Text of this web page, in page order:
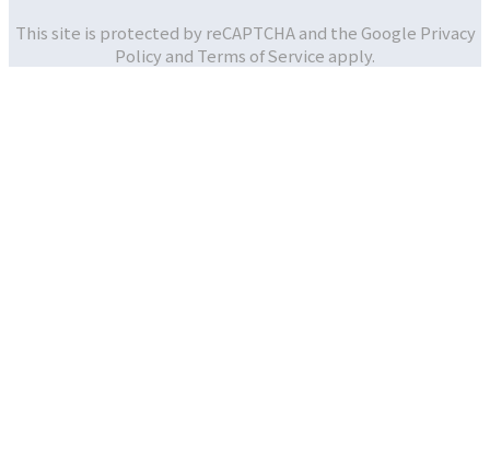
This site is protected by reCAPTCHA and the Google Privacy
Policy and Terms of Service apply.